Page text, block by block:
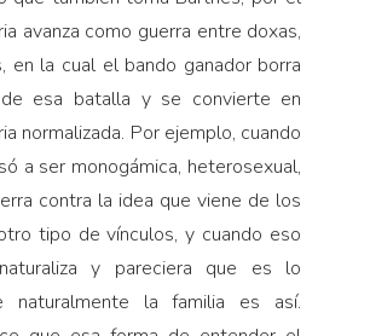
avanza como guerra entre doxas,
en la cual el bando ganador borra
esa batalla y se convierte en
normalizada. Por ejemplo, cuando
a ser monogámica, heterosexual,
contra la idea que viene de los
tipo de vínculos, y cuando eso
y pareciera que es lo
naturalmente la familia es así.